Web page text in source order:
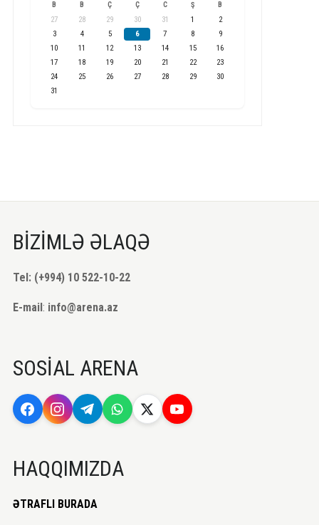
B B Ç Ç C Ş B
27 28 29 30 31 1
2
3
4 5 6 7 8
9
10
11 12 13 14 15
16
17
18 19 20 21 22
23
24
25 26 27 28 29
30
31
BİZİMLƏ ƏLAQƏ
Tel: (+994) 10 522-10-22
E-mail: info@arena.az
SOSİAL ARENA
HAQQIMIZDA
ƏTRAFLI BURADA